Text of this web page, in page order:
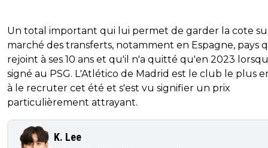
Un total important qui lui permet de garder la cote
marché des transferts, notamment en Espagne, pays
rejoint à ses 10 ans et qu'il n'a quitté qu'en 2023
signé au PSG. L'Atlético de Madrid est le club le plus
à le recruter cet été et s'est vu signifier un prix
particulièrement attrayant.
K. Lee